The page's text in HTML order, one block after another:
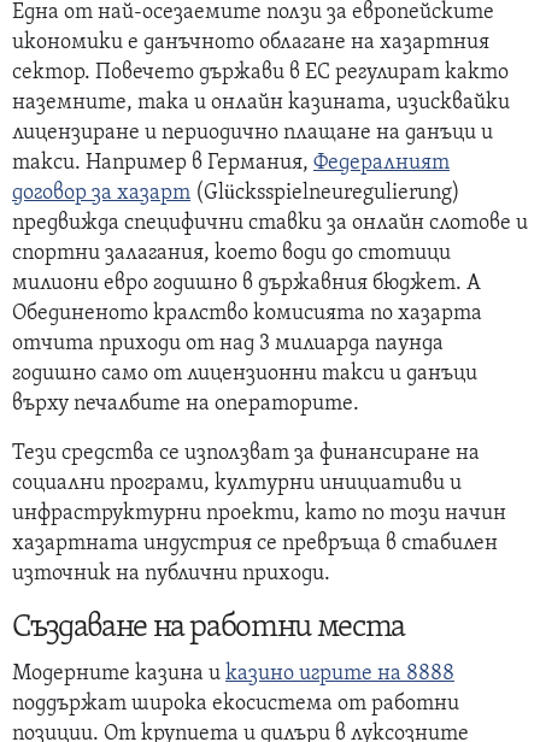
Една от най-осезаемите ползи за европейските
икономики е данъчното облагане на хазартния
сектор. Повечето държави в ЕС регулират както
наземните, така и онлайн казината, изисквайки
лицензиране и периодично плащане на данъци и
такси. Например в Германия, Федералният
договор за хазарт (Glücksspielneuregulierung)
предвижда специфични ставки за онлайн слотове и
спортни залагания, което води до стотици
милиони евро годишно в държавния бюджет. А
Обединеното кралство комисията по хазарта
отчита приходи от над 3 милиарда паунда
годишно само от лицензионни такси и данъци
върху печалбите на операторите.
Тези средства се използват за финансиране на
социални програми, културни инициативи и
инфраструктурни проекти, като по този начин
хазартната индустрия се превръща в стабилен
източник на публични приходи.
Създаване на работни места
Модерните казина и казино игрите на 8888
поддържат широка екосистема от работни
позиции. От крупиета и дилъри в луксозните